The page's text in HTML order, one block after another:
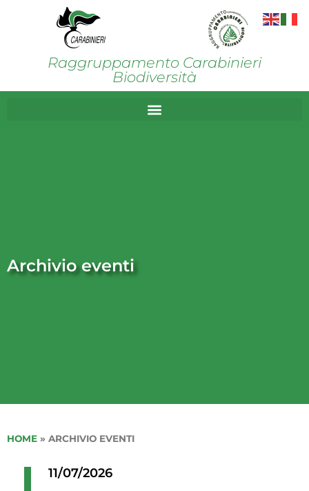
Raggruppamento Carabinieri
Biodiversità
Archivio eventi
HOME » ARCHIVIO EVENTI
11/07/2026